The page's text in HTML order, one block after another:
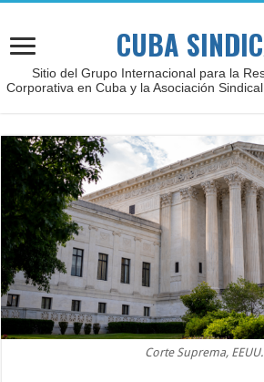
CUBA
Sitio del Grupo Internacional para la
Corporativa en Cuba y la Asociación
Corte Suprema, EEUU.